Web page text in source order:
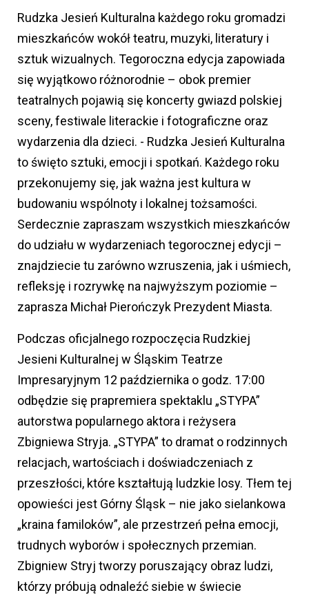
Rudzka Jesień Kulturalna każdego roku gromadzi
mieszkańców wokół teatru, muzyki, literatury i
sztuk wizualnych. Tegoroczna edycja zapowiada
się wyjątkowo różnorodnie – obok premier
teatralnych pojawią się koncerty gwiazd polskiej
sceny, festiwale literackie i fotograficzne oraz
wydarzenia dla dzieci. - Rudzka Jesień Kulturalna
to święto sztuki, emocji i spotkań. Każdego roku
przekonujemy się, jak ważna jest kultura w
budowaniu wspólnoty i lokalnej tożsamości.
Serdecznie zapraszam wszystkich mieszkańców
do udziału w wydarzeniach tegorocznej edycji –
znajdziecie tu zarówno wzruszenia, jak i uśmiech,
refleksję i rozrywkę na najwyższym poziomie –
zaprasza Michał Pierończyk Prezydent Miasta.
Podczas oficjalnego rozpoczęcia Rudzkiej
Jesieni Kulturalnej w Śląskim Teatrze
Impresaryjnym 12 października o godz. 17:00
odbędzie się prapremiera spektaklu „STYPA”
autorstwa popularnego aktora i reżysera
Zbigniewa Stryja. „STYPA” to dramat o rodzinnych
relacjach, wartościach i doświadczeniach z
przeszłości, które kształtują ludzkie losy. Tłem tej
opowieści jest Górny Śląsk – nie jako sielankowa
„kraina familoków”, ale przestrzeń pełna emocji,
trudnych wyborów i społecznych przemian.
Zbigniew Stryj tworzy poruszający obraz ludzi,
którzy próbują odnaleźć siebie w świecie